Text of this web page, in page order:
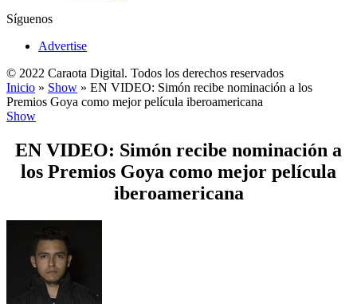
Síguenos
Advertise
© 2022 Caraota Digital. Todos los derechos reservados
Inicio » Show » EN VIDEO: Simón recibe nominación a los
Premios Goya como mejor película iberoamericana
Show
EN VIDEO: Simón recibe nominación a
los Premios Goya como mejor película
iberoamericana